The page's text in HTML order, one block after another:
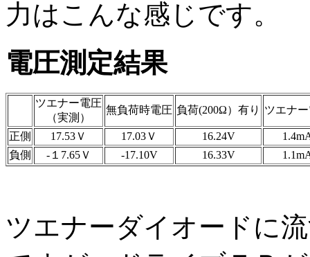
力はこんな感じです。
電圧測定結果
ツエナー電圧
（実測）
無負荷時電圧 負荷(200Ω）有り ツエナ
正側 17.53Ｖ 17.03Ｖ 16.24V
負側
-１7.65Ｖ -17.10V 16.33V
ツエナーダイオードに